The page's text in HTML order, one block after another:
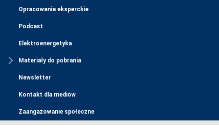
Opracowania eksperckie
Podcast
Elektroenergetyka
Materiały do pobrania
Newsletter
Kontakt dla mediów
Zaangażowanie społeczne